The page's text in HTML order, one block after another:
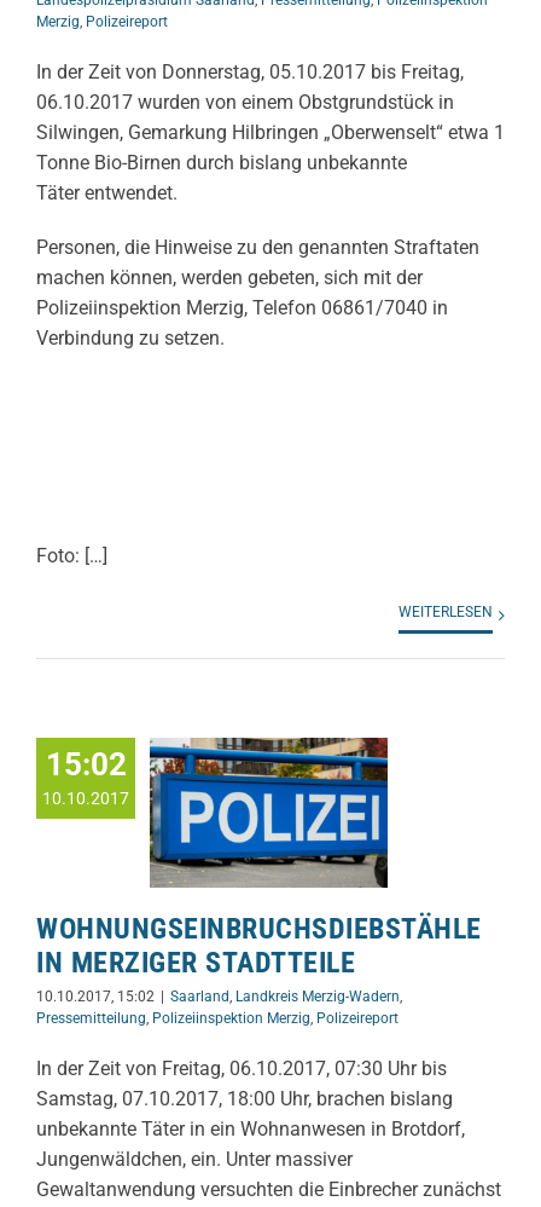
Merzig, Polizeireport
In der Zeit von Donnerstag, 05.10.2017 bis Freitag,
06.10.2017 wurden von einem Obstgrundstück in
Silwingen, Gemarkung Hilbringen „Oberwenselt“ etwa 1
Tonne Bio-Birnen durch bislang unbekannte
Täter entwendet.
Personen, die Hinweise zu den genannten Straftaten
machen können, werden gebeten, sich mit der
Polizeiinspektion Merzig, Telefon 06861/7040 in
Verbindung zu setzen.
Foto: […]
WEITERLESEN
15:02
10.10.2017
WOHNUNGSEINBRUCHSDIEBSTÄHLE
IN MERZIGER STADTTEILE
10.10.2017, 15:02 Saarland, Landkreis Merzig-Wadern,
Pressemitteilung, Polizeiinspektion Merzig, Polizeireport
In der Zeit von Freitag, 06.10.2017, 07:30 Uhr bis
Samstag, 07.10.2017, 18:00 Uhr, brachen bislang
unbekannte Täter in ein Wohnanwesen in Brotdorf,
Jungenwäldchen, ein. Unter massiver
Gewaltanwendung versuchten die Einbrecher zunächst